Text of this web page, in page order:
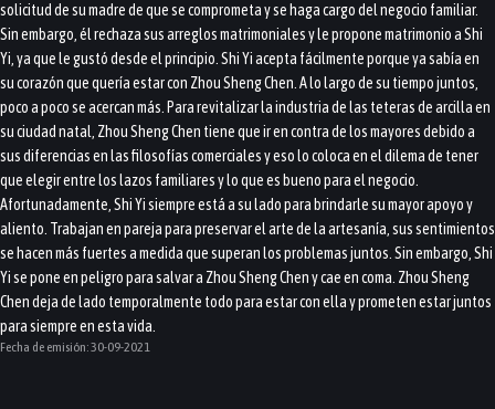
solicitud de su madre de que se comprometa y se haga cargo del negocio familiar.
Sin embargo, él rechaza sus arreglos matrimoniales y le propone matrimonio a Shi
Yi, ya que le gustó desde el principio. Shi Yi acepta fácilmente porque ya sabía en
su corazón que quería estar con Zhou Sheng Chen. A lo largo de su tiempo juntos,
poco a poco se acercan más. Para revitalizar la industria de las teteras de arcilla en
su ciudad natal, Zhou Sheng Chen tiene que ir en contra de los mayores debido a
sus diferencias en las filosofías comerciales y eso lo coloca en el dilema de tener
que elegir entre los lazos familiares y lo que es bueno para el negocio.
Afortunadamente, Shi Yi siempre está a su lado para brindarle su mayor apoyo y
aliento. Trabajan en pareja para preservar el arte de la artesanía, sus sentimientos
se hacen más fuertes a medida que superan los problemas juntos. Sin embargo, Shi
Yi se pone en peligro para salvar a Zhou Sheng Chen y cae en coma. Zhou Sheng
Chen deja de lado temporalmente todo para estar con ella y prometen estar juntos
para siempre en esta vida.
Fecha de emisión:30-09-2021